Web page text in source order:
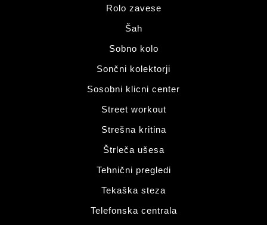
Rolo zavese
Šah
Sobno kolo
Sončni kolektorji
Sosobni klicni center
Street workout
Strešna kritina
Štrleča ušesa
Tehnični pregledi
Tekaška steza
Telefonska centrala